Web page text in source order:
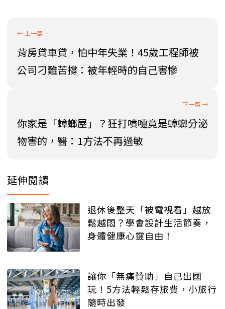
背房貸車貸，怕中年失業！45歲工程師被
公司刁難苦撐：被年輕時的自己害慘
你家是「蟑螂屋」？狂打噴嚏竟是蟑螂分泌
物害的，醫：1方法不再過敏
延伸閱讀
退休後整天「被電視看」越放
鬆越悶？學會設計生活節奏，
身體健康心靈自由！
讓你「無痛贊助」自己出國
玩！5方法輕鬆存旅費，小旅行
隨時出發